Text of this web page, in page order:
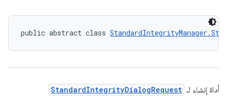
public abstract class
أداة إنشاء لـ StandardIntegrityDialogRequest